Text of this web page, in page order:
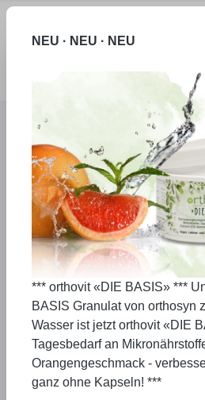
Informationen
Widerrufsrecht für
Verbrauchern steht ein
folgender Maßgabe zu, wobei
natürliche Person ist, die ein
Zwecken abschließt, die
ihrer gewerblichen noch ihrer
beruflichen Tätigkeit
können.
Widerrufsrecht
Sie haben das Recht, binnen
ohne Angabe von Gründen
NEU · NEU · NEU
*** orthovit «DIE BASIS» ***
BASIS Granulat von orthosyn
Wasser ist jetzt orthovit «DIE
Tagesbedarf an
Orangengeschmack -
ganz ohne Kapseln! ***